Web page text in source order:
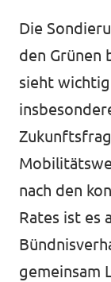
Die
den Grünen
sieht
nach den
Rates ist es
gemeinsam